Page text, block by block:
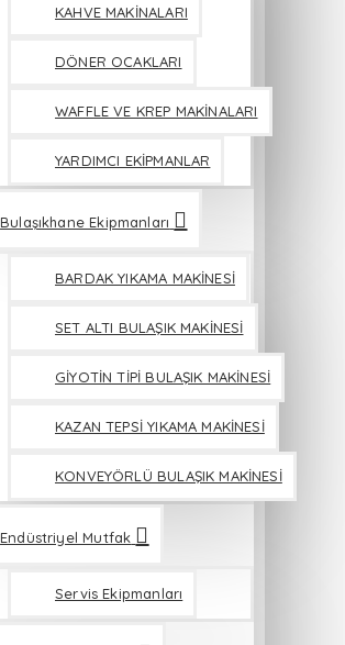
KAHVE MAKİNALARI
DÖNER OCAKLARI
WAFFLE VE KREP MAKİNALARI
YARDIMCI EKİPMANLAR
Bulaşıkhane Ekipmanları
BARDAK YIKAMA MAKİNESİ
SET ALTI BULAŞIK MAKİNESİ
GİYOTİN TİPİ BULAŞIK MAKİNESİ
KAZAN TEPSİ YIKAMA MAKİNESİ
KONVEYÖRLÜ BULAŞIK MAKİNESİ
Endüstriyel Mutfak
Servis Ekipmanları